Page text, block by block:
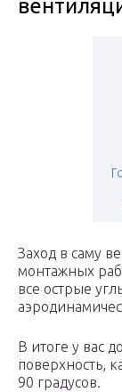
Заход в саму
монтажных
все острые
В итоге у вас
поверхность,
90 градусов.